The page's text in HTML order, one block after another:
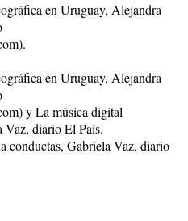
en Uruguay, Alejandra
en Uruguay, Alejandra
y La música digital
Vaz, diario El País.
conductas, Gabriela Vaz, diario